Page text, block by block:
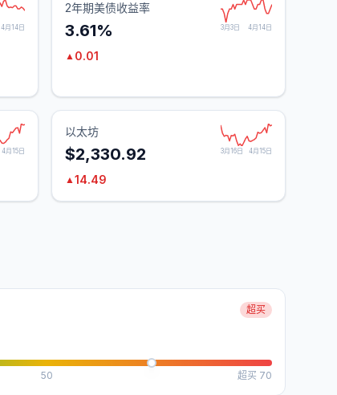
4月14日
2年期美债收益率
3.61% 3月3日 4月14日
▲ 0.01
4月15日
以太坊
$2,330.92 3月16日 4月15日
▲14.49
超买
50 超买 70